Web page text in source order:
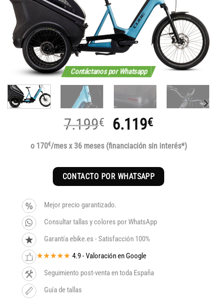
Contáctanos por Whatsapp
7.199€
El
precio
original
era:
7.199€.
6.119€El
precio
actual
es:
6.119€.
o 170€/mes x 36 meses (financiación sin interés*)
CONTACTO POR WHATSAPP
Mejor precio garantizado.
Consultar tallas y colores por WhatsApp
Garantía ebike.es - Satisfacción 100%
★★★★★ 4.9 - Valoración en Google
Seguimiento post-venta en toda España
Guía de tallas